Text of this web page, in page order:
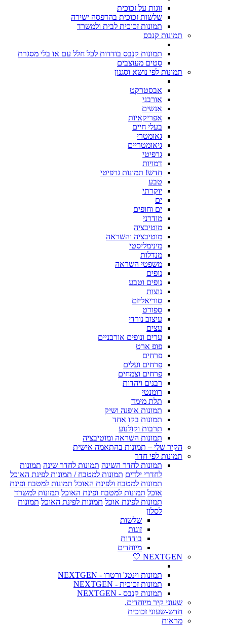
זוגות על זכוכית
שלשות זכוכית בהדפסה ישירה
תמונות זכוכית לבית ולמשרד
תמונות קנבס
תמונות קנבס בודדות לכל חלל עם או בלי מסגרת
סטים מעוצבים
תמונות לפי נושא וסגנון
אבסטרקט
אורבני
אנשים
אפריקאיות
בעלי חיים
גאומטרי
גיאומטריים
גרפיטי
דמויות
חדש! תמונות גרפיטי
טבע
יוקרתי
ים
ים וחופים
מודרני
מוטיבציה
מוטיבציה והשראה
מינימליסטי
מנדלות
משפטי השראה
נופים
נופים וטבע
נוצות
סוריאליזם
ספורט
עיצוב נורדי
עצים
ערים ונופים אורבניים
פופ ארט
פרחים
פרחים ועלים
פרחים וצמחים
רבנים ויהדות
רומנטי
תלת מימד
תמונות אופנה ושיק
תמונות בקו אחד
תרבות וקולנוע
תמונות השראה ומוטיבציה
הקיר שלי – תמונות בהתאמה אישית
תמונות לפי חדר
תמונות לחדר השינה תמונות לחדר שינה תמונות
לחדרי ילדים תמונות למטבח / תמונות לפינת האוכל
תמונות למטבח ולפינת האוכל תמונות למטבח ופינת
אוכל תמונות למטבח ופינת האוכל תמונות למשרד
תמונות לפינת אוכל תמונות לפינת האוכל תמונות
לסלון
שלשות
זוגות
בודדות
מיוחדים
NEXTGEN 🤍
תמונות וינטג' ורטרו - NEXTGEN
תמונות זכוכית - NEXTGEN
תמונות קנבס - NEXTGEN
שעוני קיר מיוחדים.
חדש-שעוני זכוכית
מראות